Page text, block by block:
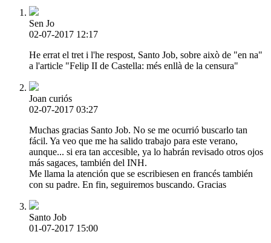
Sen Jo
02-07-2017 12:17
He errat el tret i l'he respost, Santo Job, sobre això de "en na"
a l'article "Felip II de Castella: més enllà de la censura"
Joan curiós
02-07-2017 03:27
Muchas gracias Santo Job. No se me ocurrió buscarlo tan
fácil. Ya veo que me ha salido trabajo para este verano,
aunque... si era tan accesible, ya lo habrán revisado otros ojos
más sagaces, también del INH.
Me llama la atención que se escribiesen en francés también
con su padre. En fin, seguiremos buscando. Gracias
Santo Job
01-07-2017 15:00